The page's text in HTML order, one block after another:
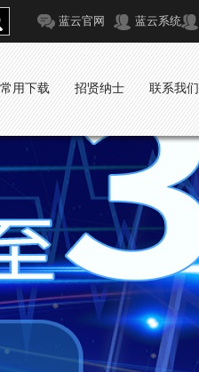
蓝云官网 蓝云系统
常用下载 招贤纳士 联系我们